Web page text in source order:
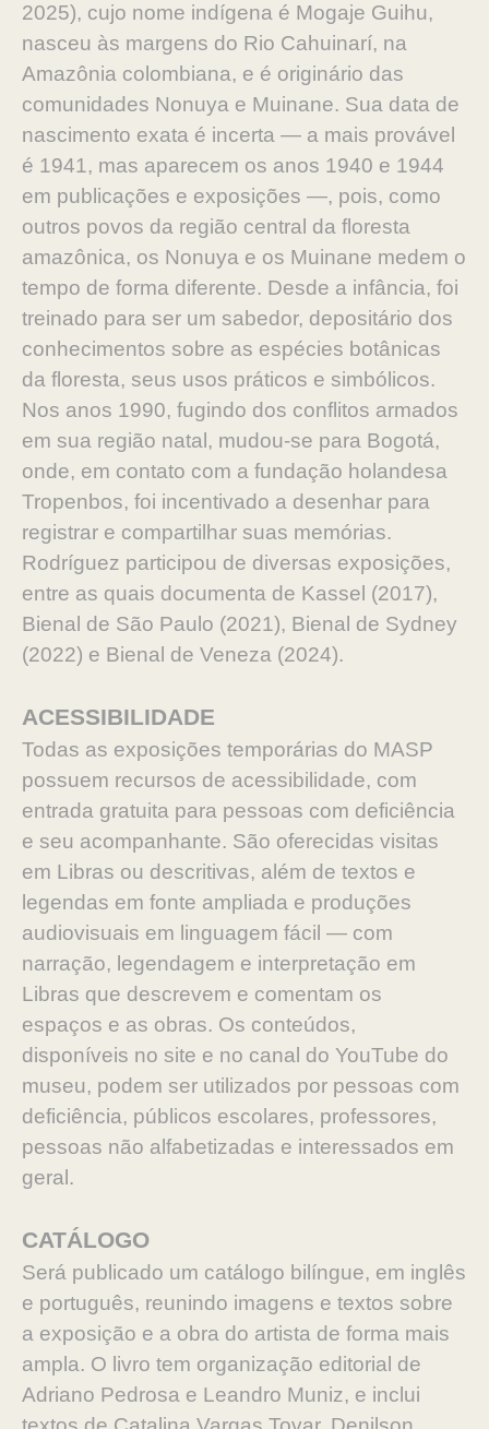
2025), cujo nome indígena é Mogaje Guihu,
nasceu às margens do Rio Cahuinarí, na
Amazônia colombiana, e é originário das
comunidades Nonuya e Muinane. Sua data de
nascimento exata é incerta — a mais provável
é 1941, mas aparecem os anos 1940 e 1944
em publicações e exposições —, pois, como
outros povos da região central da floresta
amazônica, os Nonuya e os Muinane medem o
tempo de forma diferente. Desde a infância, foi
treinado para ser um sabedor, depositário dos
conhecimentos sobre as espécies botânicas
da floresta, seus usos práticos e simbólicos.
Nos anos 1990, fugindo dos conflitos armados
em sua região natal, mudou-se para Bogotá,
onde, em contato com a fundação holandesa
Tropenbos, foi incentivado a desenhar para
registrar e compartilhar suas memórias.
Rodríguez participou de diversas exposições,
entre as quais documenta de Kassel (2017),
Bienal de São Paulo (2021), Bienal de Sydney
(2022) e Bienal de Veneza (2024).
ACESSIBILIDADE
Todas as exposições temporárias do MASP
possuem recursos de acessibilidade, com
entrada gratuita para pessoas com deficiência
e seu acompanhante. São oferecidas visitas
em Libras ou descritivas, além de textos e
legendas em fonte ampliada e produções
audiovisuais em linguagem fácil — com
narração, legendagem e interpretação em
Libras que descrevem e comentam os
espaços e as obras. Os conteúdos,
disponíveis no site e no canal do YouTube do
museu, podem ser utilizados por pessoas com
deficiência, públicos escolares, professores,
pessoas não alfabetizadas e interessados em
geral.
CATÁLOGO
Será publicado um catálogo bilíngue, em inglês
e português, reunindo imagens e textos sobre
a exposição e a obra do artista de forma mais
ampla. O livro tem organização editorial de
Adriano Pedrosa e Leandro Muniz, e inclui